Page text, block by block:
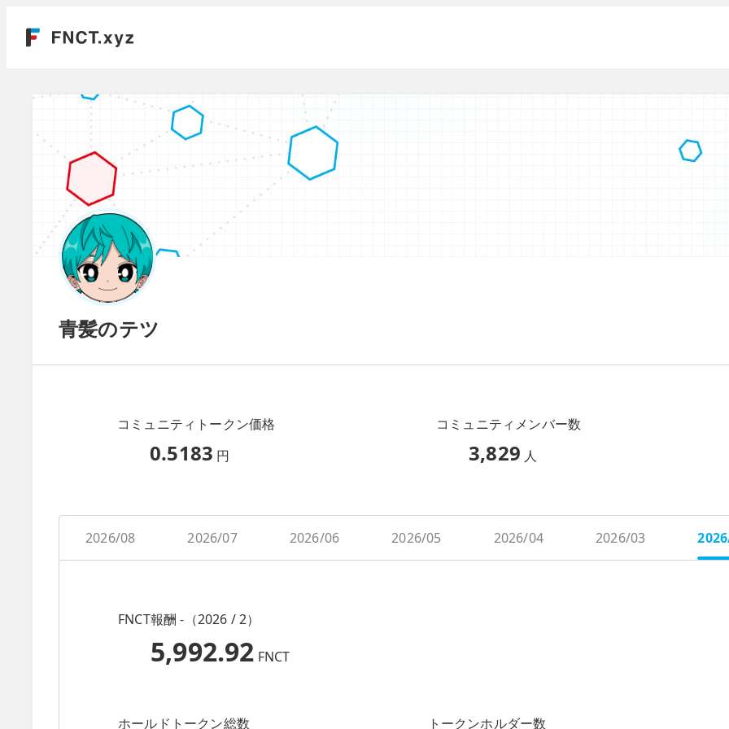
青髪のテツ
コミュニティトークン価格
0.5183 円
コミュニティメンバー数
3,829 人
2026/08 2026/07 2026/06 2026/05 2026/04 2026/03
FNCT報酬 -（2026 / 2）
5,992.92 FNCT
ホールドトークン総数 トークンホルダー数